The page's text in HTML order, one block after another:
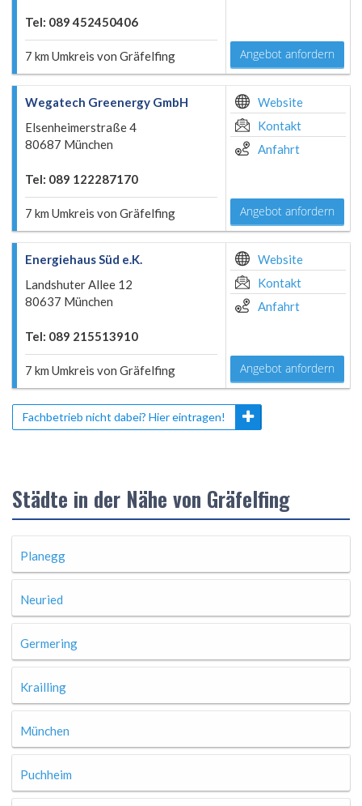
Tel: 089 452450406
7 km Umkreis von Gräfelfing Angebot anfordern
Wegatech Greenergy GmbH
Elsenheimerstraße 4
80687 München
Tel: 089 122287170
7 km Umkreis von Gräfelfing
Website
Kontakt
Anfahrt
Angebot anfordern
Energiehaus Süd e.K.
Landshuter Allee 12
80637 München
Tel: 089 215513910
7 km Umkreis von Gräfelfing
Website
Kontakt
Anfahrt
Angebot anfordern
Fachbetrieb nicht dabei? Hier eintragen!
Städte in der Nähe von Gräfelfing
Planegg
Neuried
Germering
Krailling
München
Puchheim